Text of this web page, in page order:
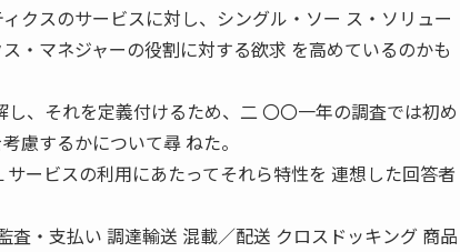
クスのサービスに対し、シングル・ソー ス・ソリュー
・マネジャーの役割に対する欲求 を高めているのかも
、それを定義付けるため、二 〇〇一年の調査では初め
慮するかについて尋 ねた。
ービスの利用にあたってそれら特性を 連想した回答者
・支払い 調達輸送 混載／配送 クロスドッキング 商品